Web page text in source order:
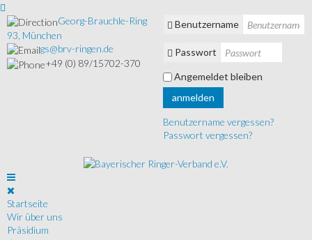
Georg-Brauchle-Ring
93, München
gs@brv-ringen.de
+49 (0) 89/15702-370
Benutzername
Passwort
Angemeldet bleiben
anmelden
Benutzername vergessen?
Passwort vergessen?
Startseite
Wir über uns
Präsidium